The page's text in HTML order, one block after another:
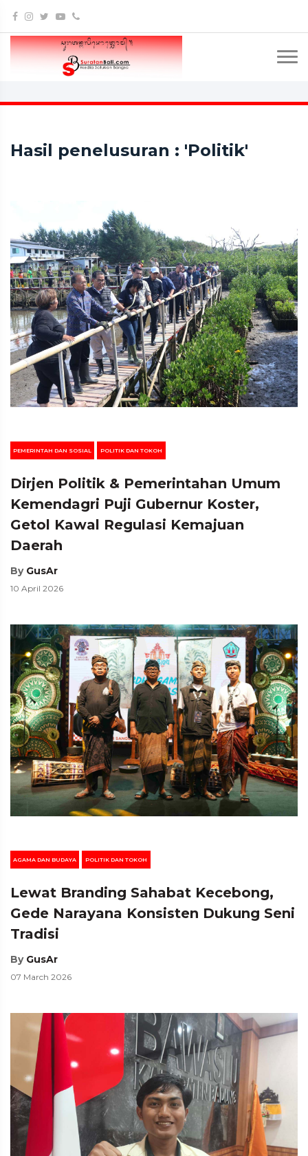
Hasil penelusuran : 'Politik'
PEMERINTAH DAN SOSIAL POLITIK DAN TOKOH
Dirjen Politik & Pemerintahan Umum
Kemendagri Puji Gubernur Koster,
Getol Kawal Regulasi Kemajuan
Daerah
By GusAr
10 April 2026
AGAMA DAN BUDAYA POLITIK DAN TOKOH
Lewat Branding Sahabat Kecebong,
Gede Narayana Konsisten Dukung Seni
Tradisi
By GusAr
07 March 2026